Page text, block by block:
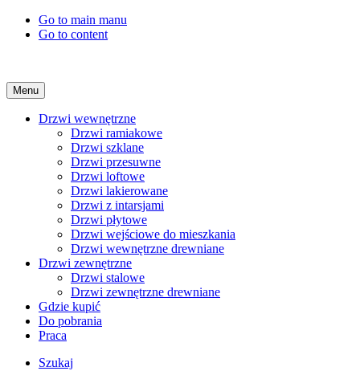
Go to main manu
Go to content
Menu
Drzwi wewnętrzne
Drzwi ramiakowe
Drzwi szklane
Drzwi przesuwne
Drzwi loftowe
Drzwi lakierowane
Drzwi z intarsjami
Drzwi płytowe
Drzwi wejściowe do mieszkania
Drzwi wewnętrzne drewniane
Drzwi zewnętrzne
Drzwi stalowe
Drzwi zewnętrzne drewniane
Gdzie kupić
Do pobrania
Praca
Szukaj